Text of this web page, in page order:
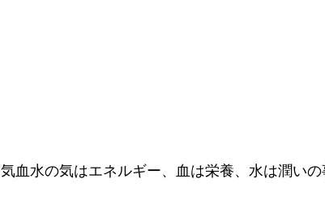
気血水の気はエネルギー、血は栄養、水は潤いの